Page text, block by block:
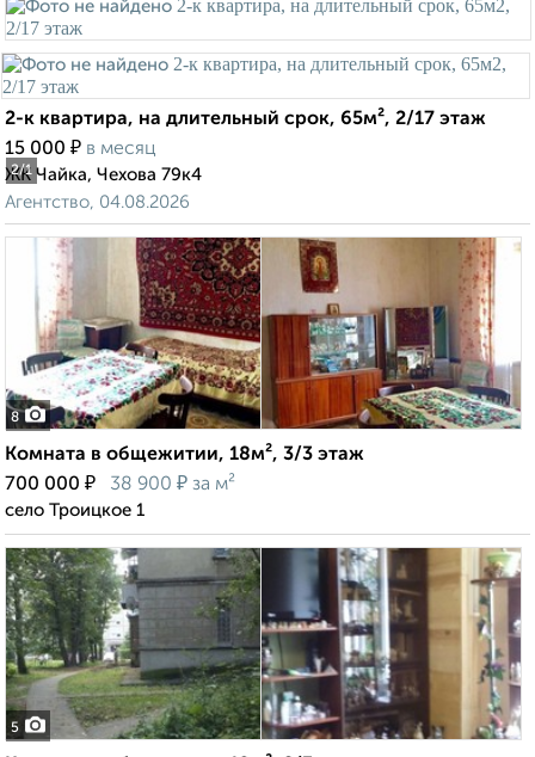
2/1
2-к квартира, на длительный срок, 65м², 2/17 этаж
15 000 ₽ в месяц
ЖК Чайка, Чехова 79к4
Агентство, 04.08.2026
8
Комната в общежитии, 18м², 3/3 этаж
700 000 ₽ 38 900 ₽ за м²
село Троицкое 1
5